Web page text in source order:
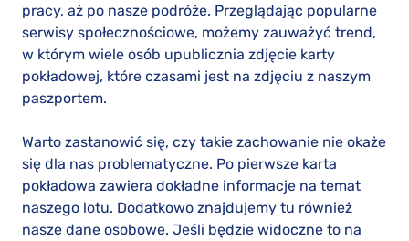
pracy, aż po nasze podróże. Przeglądając popularne
serwisy społecznościowe, możemy zauważyć trend,
w którym wiele osób upublicznia zdjęcie karty
pokładowej, które czasami jest na zdjęciu z naszym
paszportem.
Warto zastanowić się, czy takie zachowanie nie okaże
się dla nas problematyczne. Po pierwsze karta
pokładowa zawiera dokładne informacje na temat
naszego lotu. Dodatkowo znajdujemy tu również
nasze dane osobowe. Jeśli będzie widoczne to na